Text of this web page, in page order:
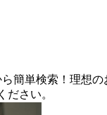
簡単検索！理想
さい。